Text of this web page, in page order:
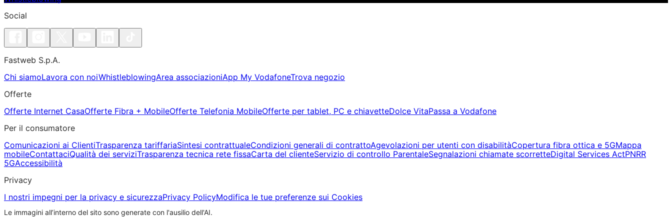
Social
Fastweb S.p.A.
Chi siamoLavora con noiWhistleblowingArea associazioniApp My VodafoneTrova negozio
Offerte
Offerte Internet CasaOfferte Fibra + MobileOfferte Telefonia MobileOfferte per tablet, PC e chiavetteDolce VitaPassa a Vodafone
Per il consumatore
Comunicazioni ai ClientiTrasparenza tariffariaSintesi contrattualeCondizioni generali di contrattoAgevolazioni per utenti con disabilitàCopertura fibra ottica e 5GMappa
mobileContattaciQualità dei serviziTrasparenza tecnica rete fissaCarta del clienteServizio di controllo ParentaleSegnalazioni chiamate scorretteDigital Services ActPNRR
5GAccessibilità
Privacy
I nostri impegni per la privacy e sicurezzaPrivacy PolicyModifica le tue preferenze sui Cookies
Le immagini all’interno del sito sono generate con l'ausilio dell'AI.